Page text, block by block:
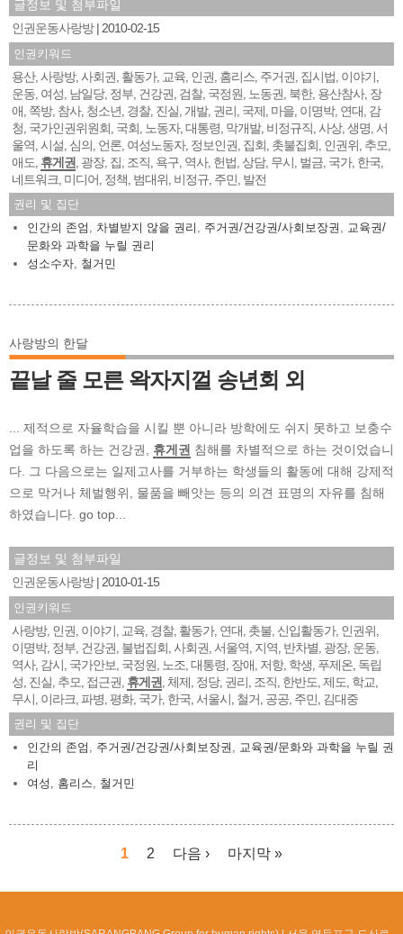
글정보 및 첨부파일
인권운동사랑방
2010-02-15
인권키워드
용산, 사랑방, 사회권 활동가, 교육 인권 홈리스 주거권 집시법 이야기
운동 여성 남일당, 정부 건강권 검찰, 국정원 노동권 북한, 용산참사, 장
애 쪽방, 참사, 청소년 경찰, 진실 개발, 권리 국제 마을 이명박, 연대 감
청 국가인권위원회 국회 노동자, 대통령 막개발, 비정규직 사상, 생명 서
울역 시설 심의 언론 여성노동자, 정보인권 집회 촛불집회 인권위 추모
애도 휴게권 광장, 집 조직 욕구 역사, 헌법 상담, 무시 벌금 국가, 한국
네트워크 미디어 정책 범대위 비정규 주민 발전
권리 및 집단
인간의 존엄
차별받지 않을 권리 주거권/건강권/사회보장권
교육권/
문화와 과학을 누릴 권리
성소수자 철거민
사랑방의 한달
끝날 줄 모른 왁자지껄 송년회 외
... 제적으로 자율학습을 시킬 뿐 아니라 방학에도 쉬지 못하고 보충수
업을 하도록 하는 건강권, 휴게권 침해를 차별적으로 하는 것이었습니
다. 그 다음으로는 일제고사를 거부하는 학생들의 활동에 대해 강제적
으로 막거나 체벌행위, 물품을 빼앗는 등의 의견 표명의 자유를 침해
하였습니다. go top...
글정보 및 첨부파일
인권운동사랑방
2010-01-15
인권키워드
사랑방, 인권 이야기 교육 경찰, 활동가, 연대 촛불 신입활동가, 인권위
이명박, 정부 건강권 불법집회 사회권 서울역 지역 반차별 광장, 운동
역사, 감시 국가안보 국정원 노조 대통령 장애 저항, 학생 푸제온 독립
성 진실 추모 접근권 휴게권 체제 정당, 권리 조직 한반도 제도 학교
무시 이라크 파병 평화, 국가, 한국 서울시 철거 공공 주민 김대중
권리 및 집단
인간의 존엄
주거권/건강권/사회보장권
교육권/문화와 과학을 누릴 권
리
여성
홈리스 철거민
페이지
1 2 다음 › 마지막 »